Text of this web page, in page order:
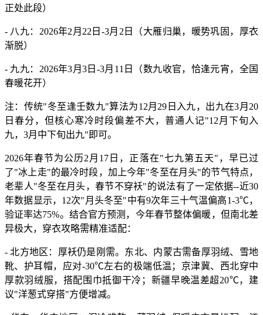
正处此段）
- 八九：2026年2月22日-3月2日（大雁归巢，暖势巩固，厚衣
渐脱）
- 九九：2026年3月3日-3月11日（数九收官，恰逢元宵，全国
春暖花开）
注：传统"冬至逢壬数九"算法为12月29日入九，出九在3月20
日春分，但核心寒冷时段偏差不大，普通人记"12月下旬入
九，3月中下旬出九"即可。
2026年春节为公历2月17日，正落在"七九第五天"，早已过
了"冰上走"的最冷时段，加上今年"冬至在月头"的节气特点，
老辈人"冬至在月头，春节不穿袄"的说法有了一定依据--近30
年数据显示，12次"月头冬至"中有9次年三十气温偏高1-3℃，
验证率达75%。结合官方预测，今年春节整体偏暖，但南北差
异极大，穿衣攻略需精准适配：
- 北方地区：厚袄仍是刚需。东北、内蒙古需备厚羽绒、雪地
靴、护耳帽，应对-30℃左右的极端低温；京津冀、西北穿中
厚款羽绒服，搭配围巾抵御干冷；新疆早晚温差超20℃，建
议"洋葱式穿搭"方便增减。